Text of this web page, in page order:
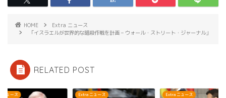
HOME
Extra ニュース
「イスラエルが世界的な暗殺作戦を計画 – ウォール・ストリート・ジャーナル」
RELATED POST
ニュース Extra ニュース Extra ニュース